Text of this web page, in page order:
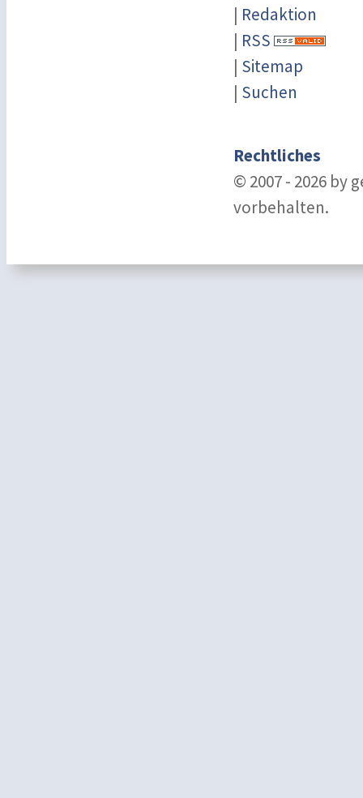
| Redaktion
| RSS
| Sitemap
| Suchen
Rechtliches
© 2007 - 2026 by
vorbehalten.